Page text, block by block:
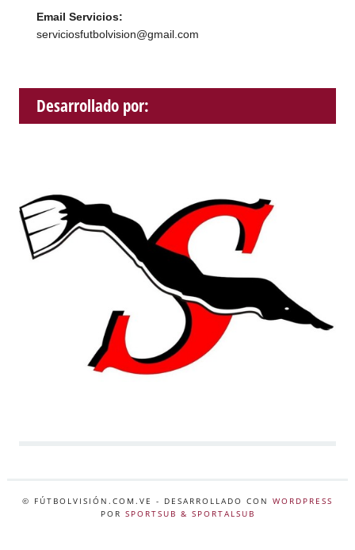
Email Servicios:
serviciosfutbolvision@gmail.com
Desarrollado por:
© FÚTBOLVISIÓN.COM.VE - DESARROLLADO CON WORDPRESS
POR SPORTSUB & SPORTALSUB